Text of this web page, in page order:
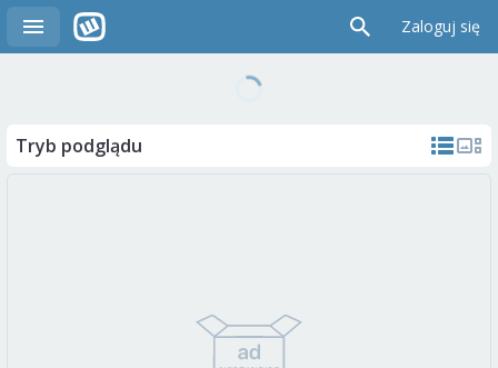
Zaloguj się
Tryb podglądu